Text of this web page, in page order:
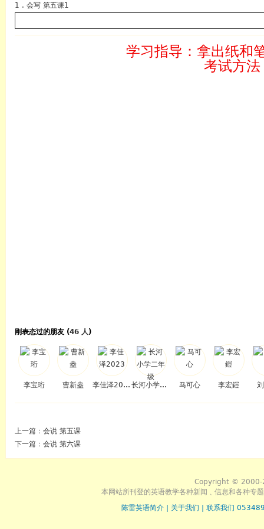
1 . 会写 第五课1
学习指导：拿出纸和
考试方
刚表态过的朋友 (46 人)
李宝珩 曹新盎 李佳泽2023 长河小学二年级 马可心 李宏鎧
上一篇： 会说 第五课
下一篇： 会说 第六课
Copyright © 2000-
本网站所刊登的英语教学各种新闻﹑信息和各种专
陈雷英语简介
关于我们 联系我们